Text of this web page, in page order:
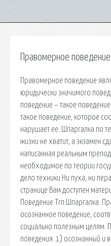
Правомерное
Правомерное поведение
юридически значимого
поведение – такое
такое поведение, которое
нарушает ее. Шпаргалка по
жизни не хватит, а экзамен
написанная реальным
необходимое по теории
дело техники.Ни пуха, ни
странице Вам доступен
Поведение Тгп Шпаргалка.
осознанное поведение,
социально полезным целям.
поведения: 1) осознанный и